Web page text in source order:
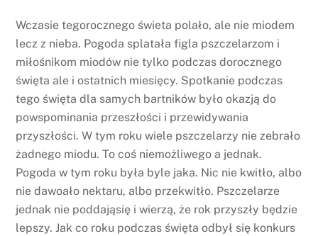
Wczasie tegorocznego świeta polało, ale nie miodem
lecz z nieba. Pogoda splatała figla pszczelarzom i
miłośnikom miodów nie tylko podczas dorocznego
święta ale i ostatnich miesięcy. Spotkanie podczas
tego święta dla samych bartników było okazją do
powspominania przeszłości i przewidywania
przyszłości. W tym roku wiele pszczelarzy nie zebrało
żadnego miodu. To coś niemożliwego a jednak.
Pogoda w tym roku była byle jaka. Nic nie kwitło, albo
nie dawoało nektaru, albo przekwitło. Pszczelarze
jednak nie poddająsię i wierzą, że rok przyszły będzie
lepszy. Jak co roku podczas święta odbył się konkurs